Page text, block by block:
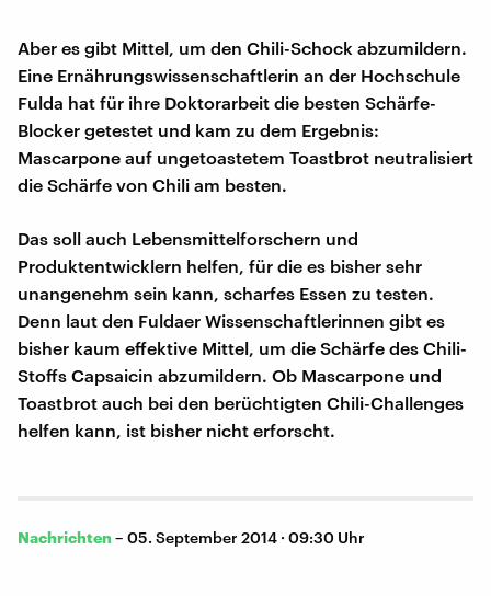
Aber es gibt Mittel, um den Chili-Schock abzumildern.
Eine Ernährungswissenschaftlerin an der Hochschule
Fulda hat für ihre Doktorarbeit die besten Schärfe-
Blocker getestet und kam zu dem Ergebnis:
Mascarpone auf ungetoastetem Toastbrot neutralisiert
die Schärfe von Chili am besten.
Das soll auch Lebensmittelforschern und
Produktentwicklern helfen, für die es bisher sehr
unangenehm sein kann, scharfes Essen zu testen.
Denn laut den Fuldaer Wissenschaftlerinnen gibt es
bisher kaum effektive Mittel, um die Schärfe des Chili-
Stoffs Capsaicin abzumildern. Ob Mascarpone und
Toastbrot auch bei den berüchtigten Chili-Challenges
helfen kann, ist bisher nicht erforscht.
Nachrichten – 05. September 2014 · 09:30 Uhr